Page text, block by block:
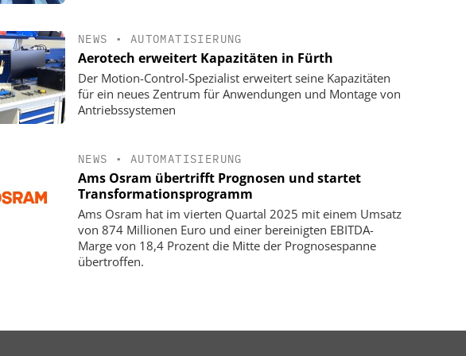
NEWS • AUTOMATISIERUNG
Aerotech erweitert Kapazitäten in Fürth
Der Motion-Control-Spezialist erweitert seine Kapazitäten
für ein neues Zentrum für Anwendungen und Montage von
Antriebssystemen
NEWS • AUTOMATISIERUNG
Ams Osram übertrifft Prognosen und startet
Transformationsprogramm
Ams Osram hat im vierten Quartal 2025 mit einem Umsatz
von 874 Millionen Euro und einer bereinigten EBITDA-
Marge von 18,4 Prozent die Mitte der Prognosespanne
übertroffen.